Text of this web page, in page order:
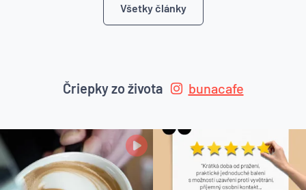
Všetky články
Čriepky zo života bunacafe